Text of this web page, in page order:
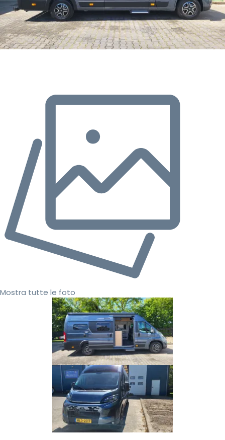
Mostra tutte le foto